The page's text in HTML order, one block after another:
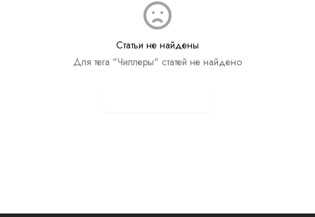
Статьи не найдены
Для тега "Чиллеры" статей не найдено